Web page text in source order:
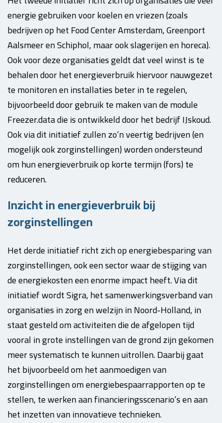
energie gebruiken voor koelen en vriezen (zoals
bedrijven op het Food Center Amsterdam, Greenport
Aalsmeer en Schiphol, maar ook slagerijen en horeca).
Ook voor deze organisaties geldt dat veel winst is te
behalen door het energieverbruik hiervoor nauwgezet
te monitoren en installaties beter in te regelen,
bijvoorbeeld door gebruik te maken van de module
Freezer.data die is ontwikkeld door het bedrijf IJskoud.
Ook via dit initiatief zullen zo’n veertig bedrijven (en
mogelijk ook zorginstellingen) worden ondersteund
om hun energieverbruik op korte termijn (fors) te
reduceren.
Inzicht in energieverbruik bij
zorginstellingen
Het derde initiatief richt zich op energiebesparing van
zorginstellingen, ook een sector waar de stijging van
de energiekosten een enorme impact heeft. Via dit
initiatief wordt Sigra, het samenwerkingsverband van
organisaties in zorg en welzijn in Noord-Holland, in
staat gesteld om activiteiten die de afgelopen tijd
vooral in grote instellingen van de grond zijn gekomen
meer systematisch te kunnen uitrollen. Daarbij gaat
het bijvoorbeeld om het aanmoedigen van
zorginstellingen om energiebespaarrapporten op te
stellen, te werken aan financieringsscenario’s en aan
het inzetten van innovatieve technieken.